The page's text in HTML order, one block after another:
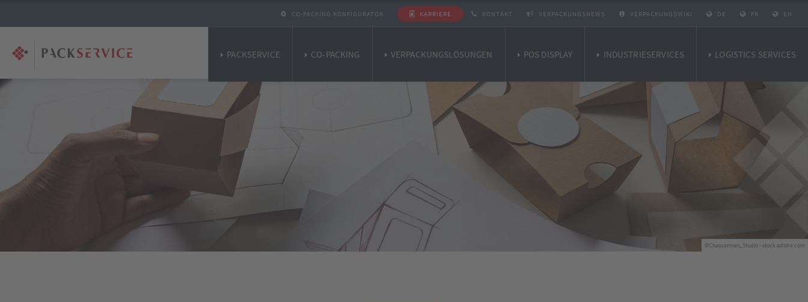
CO-PACKING KONFIGURATOR KARRIERE KONTAKT VERPACKUNGSNEWS VERPACKUNGSWIKI DE FR EN
PACKSERVICE CO-PACKING VERPACKUNGSLÖSUNGEN POS DISPLAY INDUSTRIESERVICES LOGISTICS SERVICES
©sebra - stock.adobe.com
©Chaosamran_Studio - stock.adobe.com